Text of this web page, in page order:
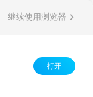
继续使用浏览器
打开